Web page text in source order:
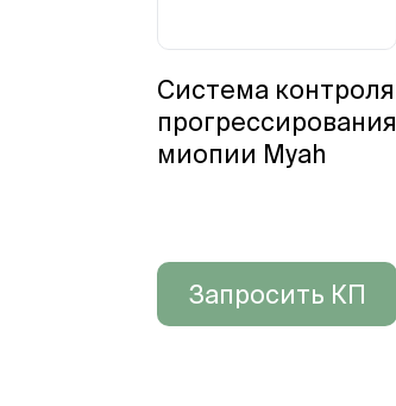
Система контроля
прогрессирования
миопии Myah
Запросить КП